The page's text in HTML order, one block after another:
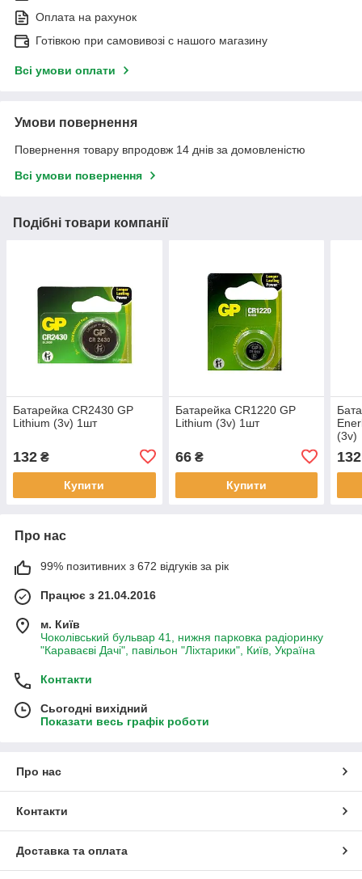
Оплата на рахунок
Готівкою при самовивозі c нашого магазину
Всі умови оплати
Умови повернення
Повернення товару впродовж 14 днів за домовленістю
Всі умови повернення
Подібні товари компанії
Батарейка CR2430 GP
Lithium (3v) 1шт
132 ₴
Купити
Батарейка CR1220 GP
Lithium (3v) 1шт
66₴
Купити
(3v)
132
Про нас
99% позитивних з 672 відгуків за рік
Працює з 21.04.2016
м. Київ
Чоколівський бульвар 41, нижня парковка радіоринку
"Караваєві Дачі", павільон "Ліхтарики", Київ, Україна
Контакти
Сьогодні вихідний
Показати весь графік роботи
Про нас
Контакти
Доставка та оплата